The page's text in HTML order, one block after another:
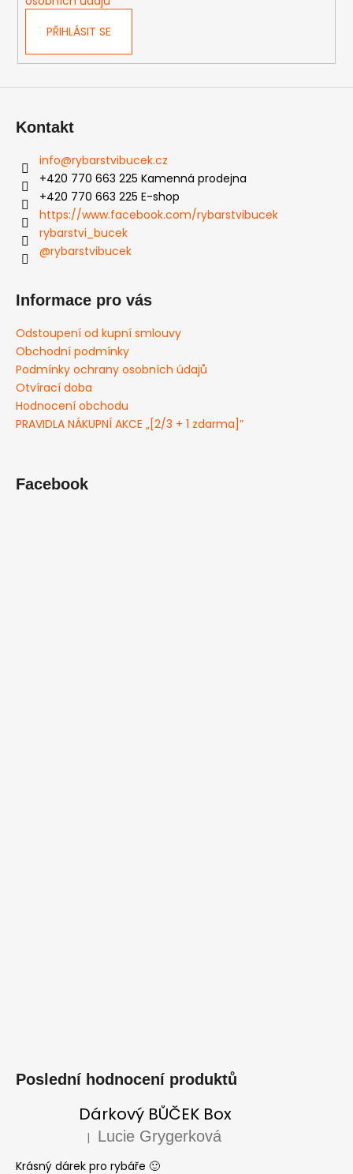
PŘIHLÁSIT SE
Kontakt
info@rybarstvibucek.cz
+420 770 663 225 Kamenná prodejna
+420 770 663 225 E-shop
https://www.facebook.com/rybarstvibucek
rybarstvi_bucek
@rybarstvibucek
Informace pro vás
Odstoupení od kupní smlouvy
Obchodní podmínky
Podmínky ochrany osobních údajů
Otvírací doba
Hodnocení obchodu
PRAVIDLA NÁKUPNÍ AKCE „[2/3 + 1 zdarma]”
Facebook
Poslední hodnocení produktů
Dárkový BŮČEK Box
Hodnocení produktu je 5 z 5 hvězdiček.
| Lucie Grygerková
Krásný dárek pro rybáře 🙂